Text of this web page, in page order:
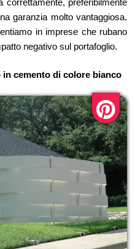
garanzia molto vantaggiosa.
in imprese che rubano
negativo sul portafoglio.
cemento di colore bianco